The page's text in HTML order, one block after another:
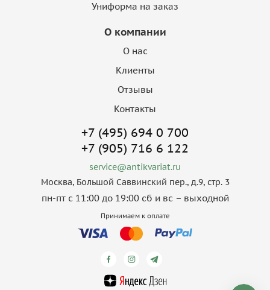
Униформа на заказ
О компании
О нас
Клиенты
Отзывы
Контакты
+7 (495) 694 0 700
+7 (905) 716 6 122
service@antikvariat.ru
Москва, Большой Саввинский пер., д.9, стр. 3
пн-пт с 11:00 до 19:00 сб и вс – выходной
Принимаем к оплате